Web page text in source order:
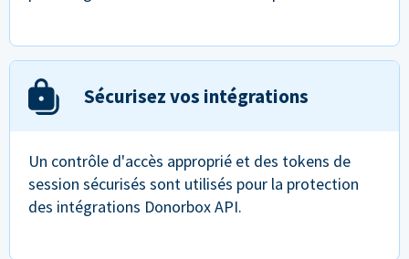
Sécurisez vos intégrations
Un contrôle d'accès approprié et des tokens de
session sécurisés sont utilisés pour la protection
des intégrations Donorbox API.